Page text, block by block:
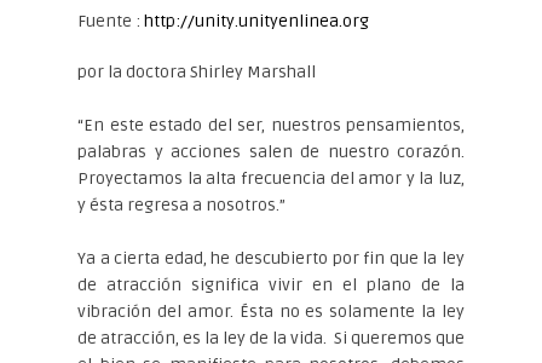
Fuente : http://unity.unityenlinea.org
por la doctora Shirley Marshall
“En este estado del ser, nuestros pensamientos,
palabras y acciones salen de nuestro corazón.
Proyectamos la alta frecuencia del amor y la luz,
y ésta regresa a nosotros.”
Ya a cierta edad, he descubierto por fin que la ley
de atracción significa vivir en el plano de la
vibración del amor. Ésta no es solamente la ley
de atracción, es la ley de la vida. Si queremos que